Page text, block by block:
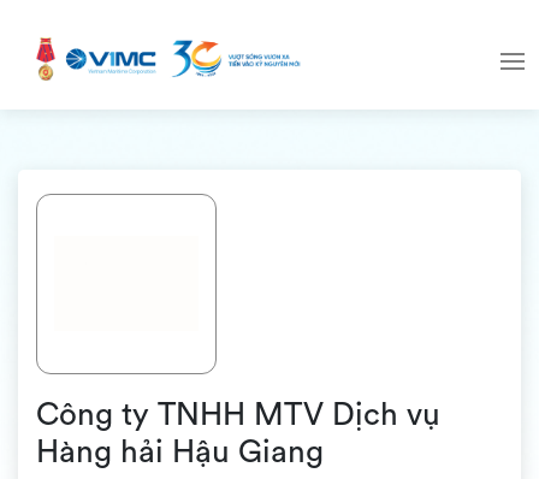
Công ty TNHH MTV Dịch vụ
Hàng hải Hậu Giang